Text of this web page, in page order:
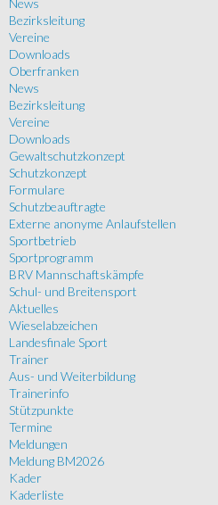
News
Bezirksleitung
Vereine
Downloads
Oberfranken
News
Bezirksleitung
Vereine
Downloads
Gewaltschutzkonzept
Schutzkonzept
Formulare
Schutzbeauftragte
Externe anonyme Anlaufstellen
Sportbetrieb
Sportprogramm
BRV Mannschaftskämpfe
Schul- und Breitensport
Aktuelles
Wieselabzeichen
Landesfinale Sport
Trainer
Aus- und Weiterbildung
Trainerinfo
Stützpunkte
Termine
Meldungen
Meldung BM2026
Kader
Kaderliste